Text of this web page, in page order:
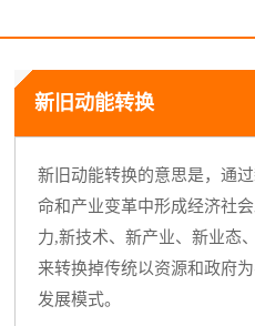
新旧动能转换
新旧动能转换的意思是，通
命和产业变革中形成经济社
力,新技术、新产业、新业态
来转换掉传统以资源和政府
发展模式。